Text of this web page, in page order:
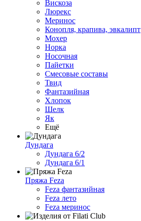
Вискоза
Люрекс
Меринос
Конопля, крапива, эвкалипт
Мохер
Норка
Носочная
Пайетки
Смесовые составы
Твид
Фантазийная
Хлопок
Шелк
Як
Ещё
Дундага
Дундага 6/2
Дундага 6/1
Пряжа Feza
Feza фантазийная
Feza лето
Feza меринос